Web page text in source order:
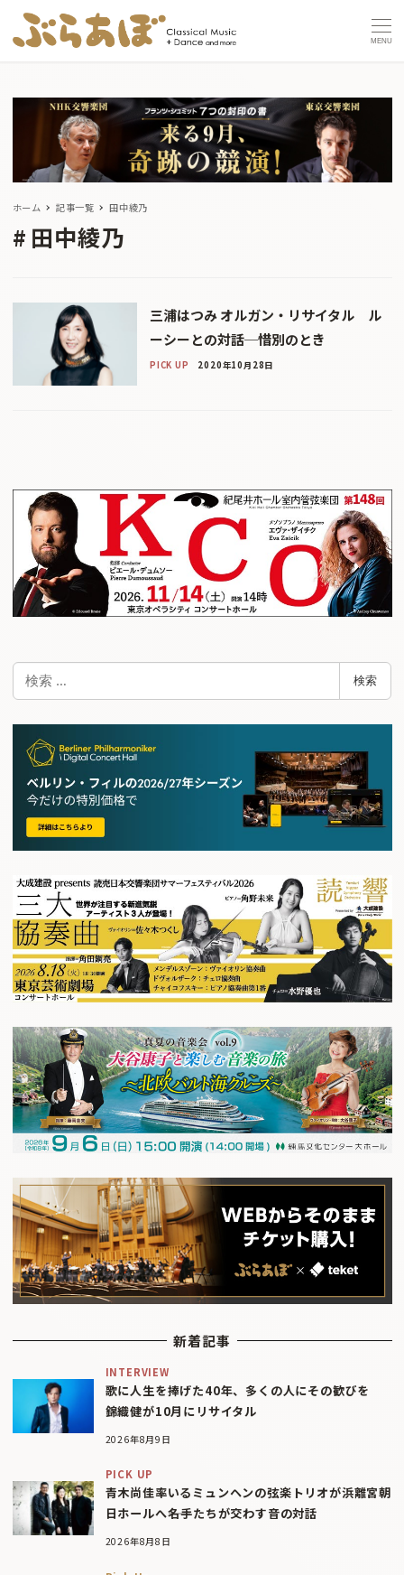
MENU
ホーム 記事一覧 田中綾乃
田中綾乃
三浦はつみ オルガン・リサイタル ル
ーシーとの対話─惜別のとき
PICK UP 2020年10月28日
検
検索
新着記事
INTERVIEW
歌に人生を捧げた40年、多くの人にその歓びを
錦織健が10月にリサイタル
2026年8月9日
PICK UP
青木尚佳率いるミュンヘンの弦楽トリオが浜離宮朝
日ホールへ――名手たちが交わす音の対話
2026年8月8日